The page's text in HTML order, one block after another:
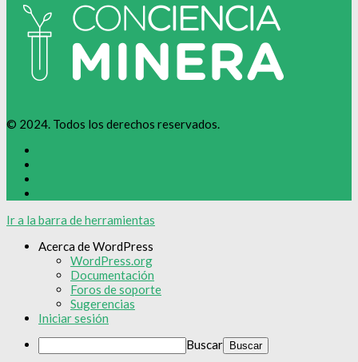
© 2024. Todos los derechos reservados.
Ir a la barra de herramientas
Acerca de WordPress
WordPress.org
Documentación
Foros de soporte
Sugerencias
Iniciar sesión
Buscar